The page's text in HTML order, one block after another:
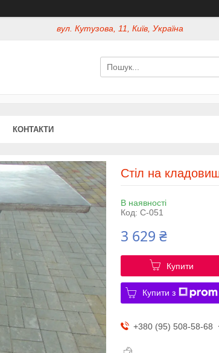
вул. Кутузова, 11, Київ, Україна
КОНТАКТИ
Стіл на
В наявності
Код: С-051
3 629 ₴
Купити
Купити з
+380 (95) 508-58-68